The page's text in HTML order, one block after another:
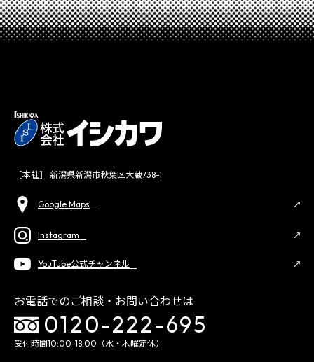
［本社］ 新潟県新潟市秋葉区大蔵738-1
Google Maps
Instagram
YouTube公式チャンネル
お電話でのご相談・お問い合わせは
0120-222-695
受付時間10:00-18:00（水・木曜定休）